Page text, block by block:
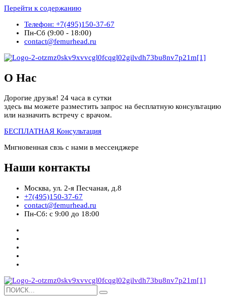
Перейти к содержанию
Телефон: +7(495)150-37-67
Пн-Сб (9:00 - 18:00)
contact@femurhead.ru
О Нас
Дорогие друзья! 24 часа в сутки
здесь вы можете разместить запрос на бесплатную консультацию
или назначить встречу с врачом.
БЕСПЛАТНАЯ Консультация
Мнгновенная свзь с нами в мессенджере
Наши контакты
Москва, ул. 2-я Песчаная, д.8
+7(495)150-37-67
contact@femurhead.ru
Пн-Сб: с 9:00 до 18:00